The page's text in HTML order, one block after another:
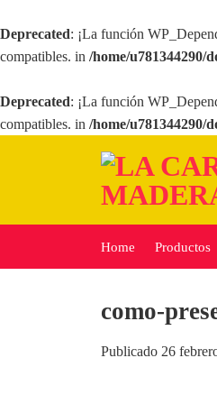
Deprecated: ¡La función
compatibles. in /home/u781344290/
Deprecated: ¡La función
compatibles. in /home/u781344290/
Home Productos
como-
Publicado 26